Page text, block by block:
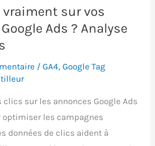
sur vos
Ads ? Analyse
/GA4,Google Tag
clics sur les annonces Google Ads
optimiser les campagnes
données de clics aident à